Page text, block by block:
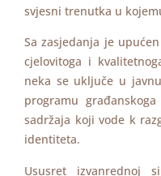
svjesni trenutka u
Sa zasjedanja je
cjelovitoga i
neka se uključe u
programu
sadržaja koji vode k
identiteta.
Ususret izvanrednoj